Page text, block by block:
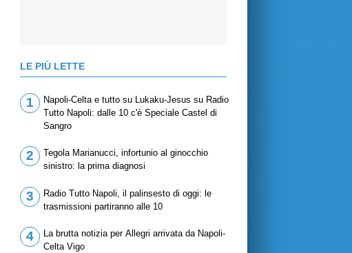
LE PIÙ LETTE
1
Napoli-Celta e tutto su Lukaku-Jesus su Radio
Tutto Napoli: dalle 10 c'è Speciale Castel di
Sangro
2
Tegola Marianucci, infortunio al ginocchio
sinistro: la prima diagnosi
3
Radio Tutto Napoli, il palinsesto di oggi: le
trasmissioni partiranno alle 10
4
La brutta notizia per Allegri arrivata da Napoli-
Celta Vigo